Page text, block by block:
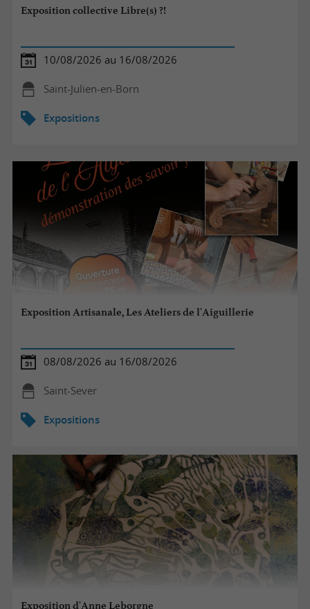
Exposition collective Libre(s) ?!
10/08/2026 au 16/08/2026
Saint-Julien-en-Born
Expositions
Exposition Artisanale, Les Ateliers de l'Aiguillerie
08/08/2026 au 16/08/2026
Saint-Sever
Expositions
Exposition d'Anne Leborgne